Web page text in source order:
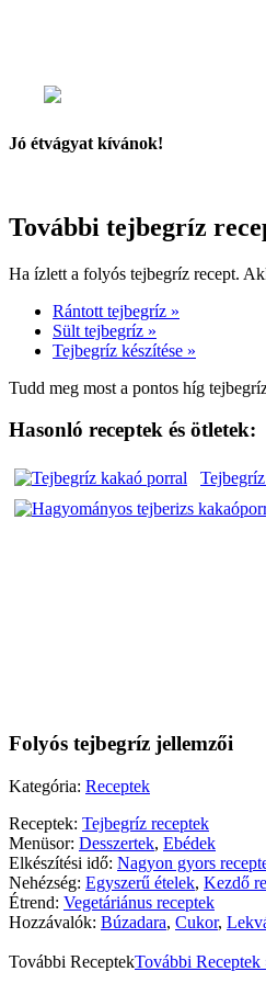
Jó étvágyat kívánok!
További tejbegríz
Ha ízlett a folyós tejbegríz recept.
Rántott tejbegríz »
Sült tejbegríz »
Tejbegríz készítése »
Tudd meg most a pontos híg
Hasonló receptek és ötletek:
Folyós tejbegríz jellemzői
Kategória: Receptek
Receptek: Tejbegríz receptek
Menüsor: Desszertek, Ebédek
Elkészítési idő: Nagyon gyors
Nehézség: Egyszerű ételek, Kezdő
Étrend: Vegetáriánus receptek
Hozzávalók: Búzadara, Cukor,
További ReceptekTovábbi Receptek